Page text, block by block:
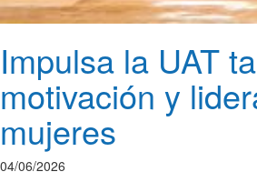
Impulsa la UAT
motivación y
mujeres
04/06/2026